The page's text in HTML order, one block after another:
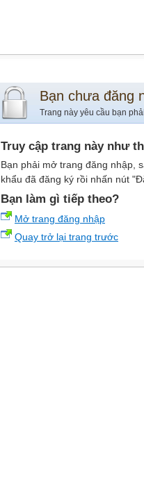
Bạn chưa đăng
Trang này yêu cầu bạn
Truy cập trang này như
Bạn phải mở trang đăng nhập,
khẩu đã đăng ký rồi nhấn nút
Bạn làm gì tiếp theo?
Mở trang đăng nhập
Quay trở lại trang trước